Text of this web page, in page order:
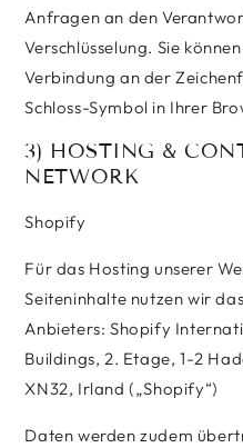
Anfragen an den
Verschlüsselung. Sie
Verbindung an der
Schloss-Symbol in Ihrer
3) HOSTING &
NETWORK
Shopify
Für das Hosting unserer
Seiteninhalte nutzen wir
Anbieters: Shopify
Buildings, 2. Etage, 1-2
XN32, Irland („Shopify“)
Daten werden zudem